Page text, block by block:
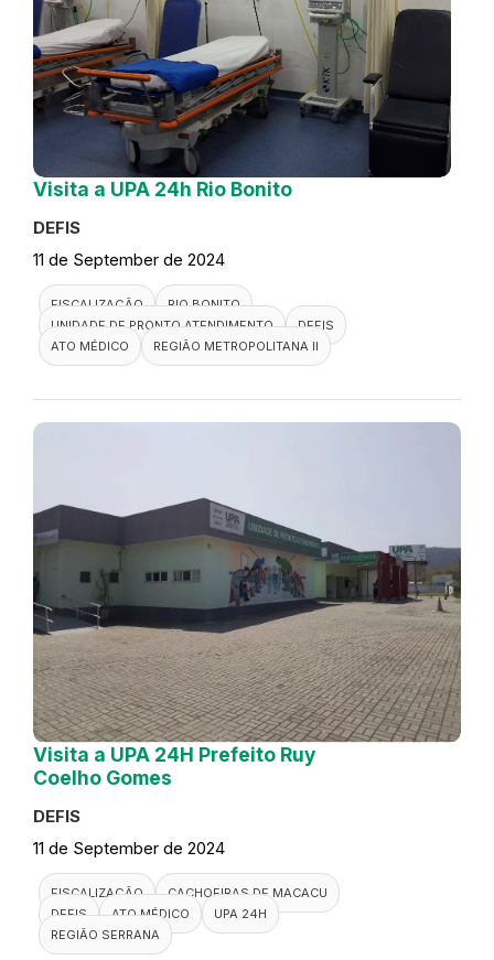
Visita a UPA 24h Rio Bonito
DEFIS
11 de September de 2024
FISCALIZAÇÃO
RIO BONITO
UNIDADE DE PRONTO ATENDIMENTO
DEFIS
ATO MÉDICO
REGIÃO METROPOLITANA II
Visita a UPA 24H Prefeito Ruy
Coelho Gomes
DEFIS
11 de September de 2024
FISCALIZAÇÃO
CACHOEIRAS DE MACACU
DEFIS
ATO MÉDICO
UPA 24H
REGIÃO SERRANA